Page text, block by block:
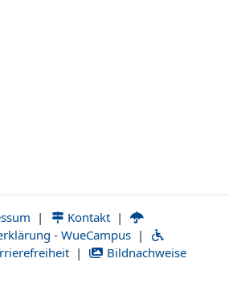
курса
| Kontakt |
- WueCampus |
| Bildnachweise